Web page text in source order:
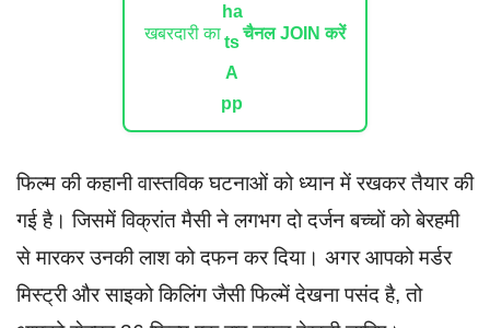
खबरदारी का चैनल JOIN करें
फिल्म की कहानी वास्तविक घटनाओं को ध्यान में रखकर तैयार की
गई है। जिसमें विक्रांत मैसी ने लगभग दो दर्जन बच्चों को बेरहमी
से मारकर उनकी लाश को दफन कर दिया। अगर आपको मर्डर
मिस्ट्री और साइको किलिंग जैसी फिल्में देखना पसंद है, तो